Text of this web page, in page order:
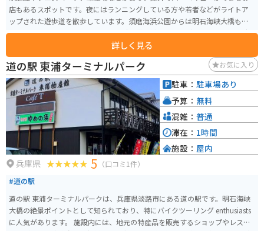
店もあるスポットです。夜にはランニングしている方や若者などがライトア
ップされた遊歩道を散歩しています。須磨海浜公園からは明石海峡大橋も見
えるため、ライトアップされている時間帯は綺麗です。（ライトアップの時
詳しく見る
道の駅 東浦ターミナルパーク お気に入り
兵庫県 5 （口コミ1件）
#道の駅
道の駅 東浦ターミナルパークは、兵庫県淡路市にある道の駅です。明石海峡
大橋の絶景ポイントとして知られており、特にバイクツーリング enthusiasts
に人気があります。 施設内には、地元の特産品を販売するショップやレスト
駐車： 駐車場あり
予算： 無料
混雑： 普通
滞在： 1時間
施設： 屋内